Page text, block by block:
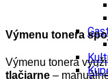
Výmenu tonera
Výmenu tonera
tlačiarne –